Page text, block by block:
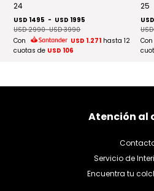
24
USD 1495 - USD 1995
USD 2990-USD 3990
Con
USD 1.271 hasta 12
cuotas de USD 106
25
Con
Atención al
Servicio de
Encuentra tu